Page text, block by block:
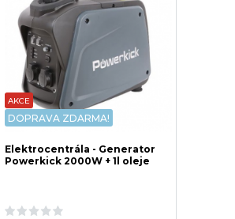
AKCE
DOPRAVA ZDARMA!
Elektrocentrála - Generator
Powerkick 2000W + 1l oleje